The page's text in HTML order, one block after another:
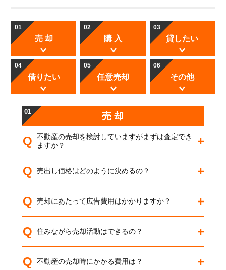
01
売 却
02
購 入
03
貸したい
04
借りたい
05
任意売却
06
その他
01 売 却
Q
不動産の売却を検討していますがまずは査定でき
ますか？
Q 売出し価格はどのように決めるの？
Q 売却にあたって広告費用はかかりますか？
Q 住みながら売却活動はできるの？
Q 不動産の売却時にかかる費用は？